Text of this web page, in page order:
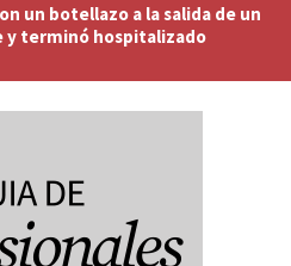
un botellazo a la salida de un
y terminó hospitalizado